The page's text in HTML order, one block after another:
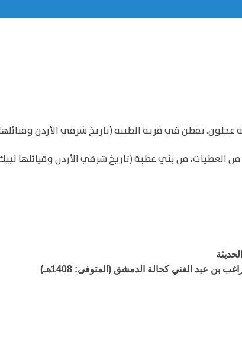
تقطن في قرية الطيبة (تاريخ شرقي الأردن وقبائلها
العطيات، من بني عطية (تاريخ شرقي الأردن وقبائلها لبيك ص
عبد الغني كحالة الدمشق (المتوفى: 1408هـ)